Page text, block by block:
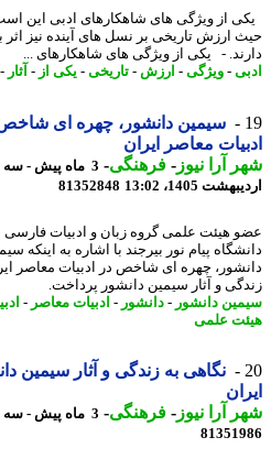
از ویژگی های شاهکارهای ادبی این است که
ارزش تاریخی بر نسل های آینده نیز اثر
- یکی از ویژگی های شاهکارهای ...
-ویژگی-ارزش -تاریخی -یکی از-آثار- آینده
سیمین دانشور، چهره ای شاخص در
معاصر ایران
آرا نیوز-فرهنگی-
1405، 13:02
81352848
هیئت علمی گروه زبان و ادبیات فارسی
پیام نور بیرجند با اشاره به اینکه سیمین
چهره ای شاخص در ادبیات معاصر ایران
و آثار سیمین دانشور پرداخت.
دانشور-دانشور-ادبیات معاصر-ادبیات-
علمی
نگاهی به زندگی و آثار سیمین
آرا نیوز-فرهنگی-3 ماه پیش - سه شنبه 8 اردیبهشت 1405، 11:22